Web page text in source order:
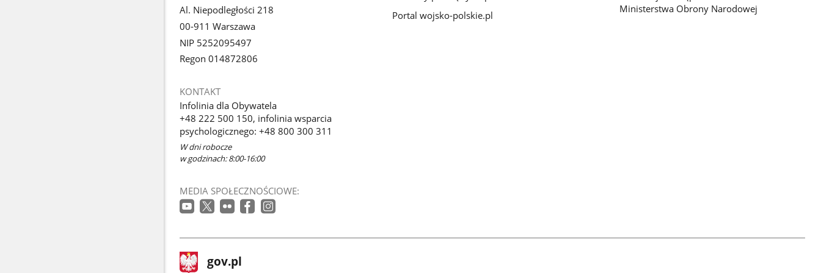
Al. Niepodległości 218
00-911 Warszawa
NIP 5252095497
Regon 014872806
KONTAKT
Infolinia dla Obywatela
+48 222 500 150, infolinia wsparcia
psychologicznego: +48 800 300 311
W dni robocze
w godzinach: 8:00-16:00
MEDIA SPOŁECZNOŚCIOWE:
Portal wojsko-polskie.pl
Ministerstwa Obrony Narodowej
stopka
gov.pl Strona
gov.pl